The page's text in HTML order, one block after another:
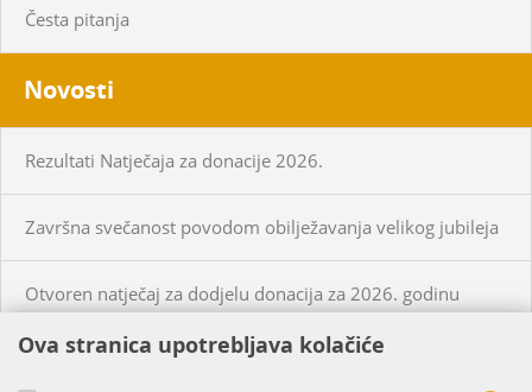
Česta pitanja
Novosti
Rezultati Natječaja za donacije 2026.
Završna svečanost povodom obilježavanja velikog jubileja
Otvoren natječaj za dodjelu donacija za 2026. godinu
KUPCI
Ova stranica upotrebljava kolačiće